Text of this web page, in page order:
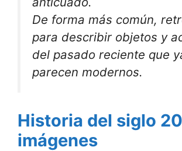
De forma más común,
para describir objetos y
del pasado reciente que
parecen modernos.
Historia del siglo
imágenes